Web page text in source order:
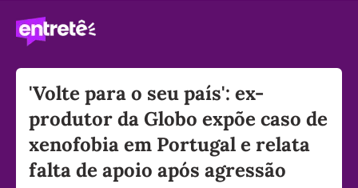
'Volte para o seu país': ex-
produtor da Globo expõe caso de
xenofobia em Portugal e relata
falta de apoio após agressão